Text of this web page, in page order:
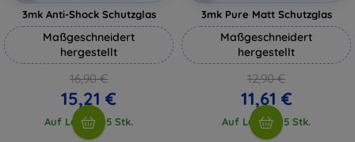
3mk Anti-Shock Schutzglas
Maßgeschneidert
hergestellt
16,90 €
15,21 €
Auf Lager > 5 Stk.
3mk Pure Matt Schutzglas
Maßgeschneidert
hergestellt
12,90 €
11,61 €
Auf Lager > 5 Stk.